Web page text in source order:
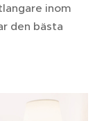
inom
den bästa